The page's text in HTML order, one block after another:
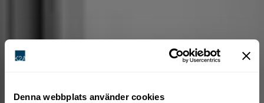
Denna webbplats använder cookies